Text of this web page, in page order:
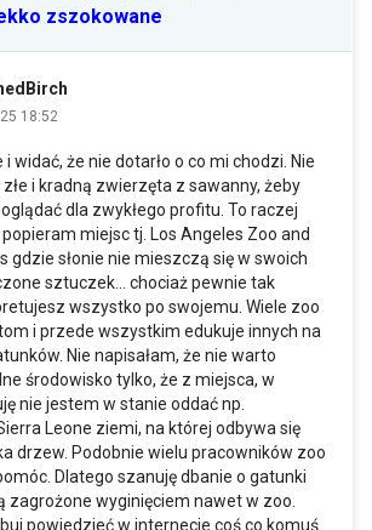
zszokowane
18:52
widać, że nie dotarło o co mi chodzi. Nie
i kradną zwierzęta z sawanny, żeby
dla zwykłego profitu. To raczej
miejsc tj. Los Angeles Zoo and
gdzie słonie nie mieszczą się w swoich
sztuczek... chociaż pewnie tak
wszystko po swojemu. Wiele zoo
i przede wszystkim edukuje innych na
Nie napisałam, że nie warto
środowisko tylko, że z miejsca, w
nie jestem w stanie oddać np.
Leone ziemi, na której odbywa się
drzew. Podobnie wielu pracowników zoo
Dlatego szanuję dbanie o gatunki
zagrożone wyginięciem nawet w zoo.
powiedzieć w internecie coś co komuś